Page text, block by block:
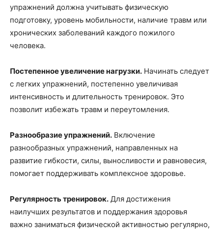
упражнений должна учитывать физическую
подготовку, уровень мобильности, наличие травм или
хронических заболеваний каждого пожилого
человека.
Постепенное увеличение нагрузки. Начинать следует
с легких упражнений, постепенно увеличивая
интенсивность и длительность тренировок. Это
позволит избежать травм и переутомления.
Разнообразие упражнений. Включение
разнообразных упражнений, направленных на
развитие гибкости, силы, выносливости и равновесия,
помогает поддерживать комплексное здоровье.
Регулярность тренировок. Для достижения
наилучших результатов и поддержания здоровья
важно заниматься физической активностью регулярно,